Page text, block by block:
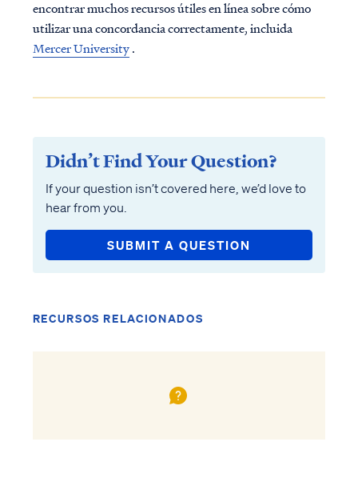
encontrar muchos recursos útiles en línea sobre cómo
utilizar una concordancia correctamente, incluida
Mercer University.
Didn’t Find Your Question?
If your question isn’t covered here, we’d love to
hear from you.
SUBMIT A QUESTION
RECURSOS RELACIONADOS